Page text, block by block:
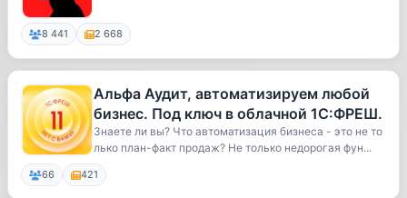
8 441 2 668
Альфа Аудит, автоматизируем любой
бизнес. Под ключ в облачной 1С:ФРЕШ.
Знаете ли вы? Что автоматизация бизнеса - это не то
лько план-факт продаж? Не только недорогая фун...
66 421